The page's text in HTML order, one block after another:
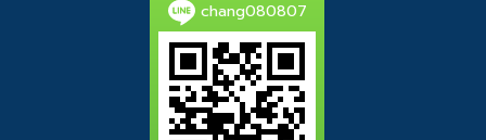
chang080807